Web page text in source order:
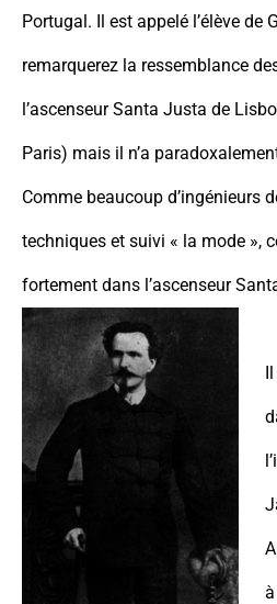
Portugal. Il est appelé l’élève de
remarquerez la ressemblance
l’ascenseur Santa Justa de
Paris) mais il n’a
Comme beaucoup d’ingénieurs
techniques et suivi « la mode »,
fortement dans l’ascenseur